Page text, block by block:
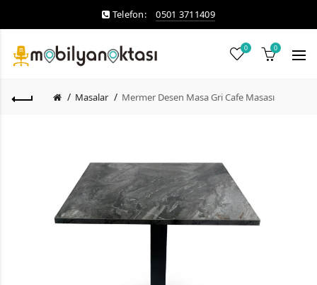
Telefon: 0501 3711409
0 0
Masalar Mermer Desen Masa Gri Cafe Masası